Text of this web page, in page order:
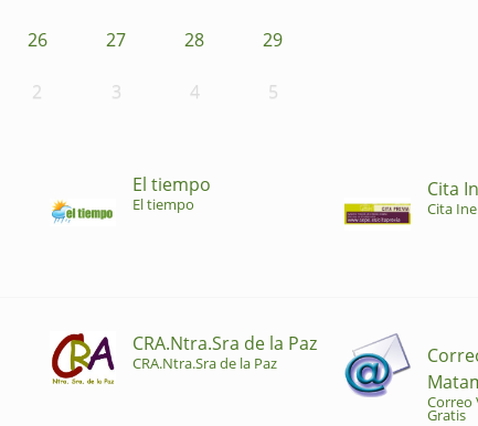
26 27 28 29
2 3 4 5
El tiempo
El tiempo
Cita
Cita
CRA.Ntra.Sra de la Paz
CRA.Ntra.Sra de la Paz
Correo
Gratis